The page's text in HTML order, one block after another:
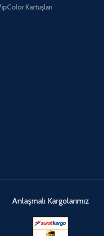
Kartuşları
Anlaşmalı Kargolarımız